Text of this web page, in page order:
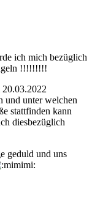
ich mich bezüglich
!!!!!!!!!
und unter welchen
stattfinden kann
diesbezüglich
geduld und uns